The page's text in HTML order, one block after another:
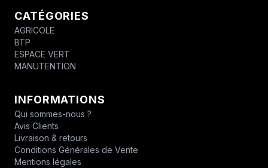
CATÉGORIES
AGRICOLE
BTP
ESPACE VERT
MANUTENTION
INFORMATIONS
Qui sommes-nous ?
Avis Clients
Livraison & retours
Conditions Générales de Vente
Mentions légales